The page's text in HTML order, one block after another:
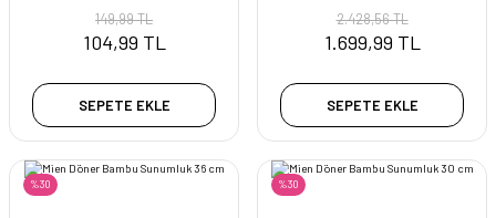
149,99 TL
104,99 TL
SEPETE EKLE
2.428,56 TL
1.699,99 TL
SEPETE EKLE
%30 %30